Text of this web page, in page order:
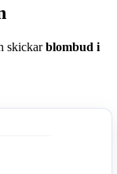
skickarblombud i